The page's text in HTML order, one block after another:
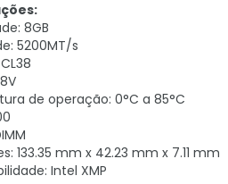
8GB
5200MT/s
de operação: 0°C a 85°C
133.35 mm x 42.23 mm x 7.11 mm
Intel XMP